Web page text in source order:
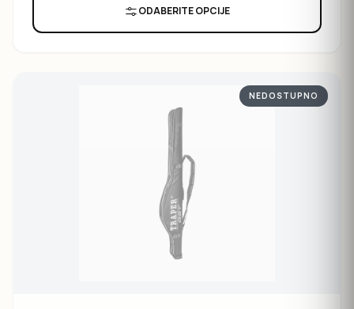
ODABERITE OPCIJE
NEDOSTUPNO